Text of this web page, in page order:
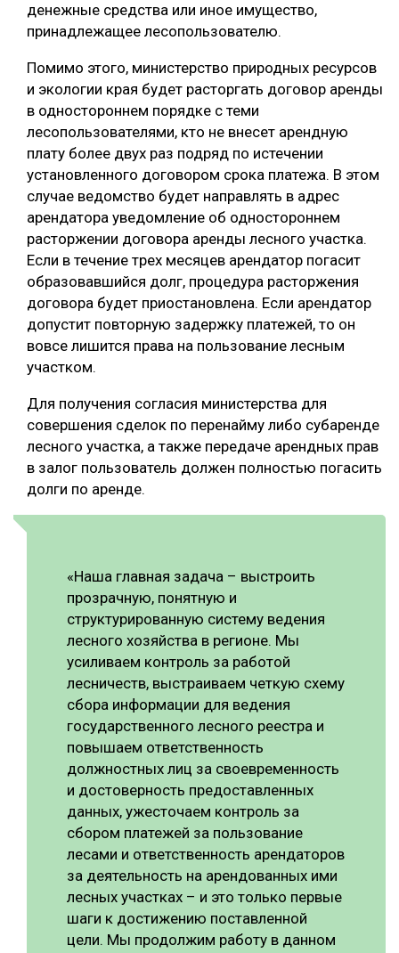
денежные средства или иное имущество,
принадлежащее лесопользователю.
Помимо этого, министерство природных ресурсов
и экологии края будет расторгать договор аренды
в одностороннем порядке с теми
лесопользователями, кто не внесет арендную
плату более двух раз подряд по истечении
установленного договором срока платежа. В этом
случае ведомство будет направлять в адрес
арендатора уведомление об одностороннем
расторжении договора аренды лесного участка.
Если в течение трех месяцев арендатор погасит
образовавшийся долг, процедура расторжения
договора будет приостановлена. Если арендатор
допустит повторную задержку платежей, то он
вовсе лишится права на пользование лесным
участком.
Для получения согласия министерства для
совершения сделок по перенайму либо субаренде
лесного участка, а также передаче арендных прав
в залог пользователь должен полностью погасить
долги по аренде.
«Наша главная задача – выстроить
прозрачную, понятную и
структурированную систему ведения
лесного хозяйства в регионе. Мы
усиливаем контроль за работой
лесничеств, выстраиваем четкую схему
сбора информации для ведения
государственного лесного реестра и
повышаем ответственность
должностных лиц за своевременность
и достоверность предоставленных
данных, ужесточаем контроль за
сбором платежей за пользование
лесами и ответственность арендаторов
за деятельность на арендованных ими
лесных участках – и это только первые
шаги к достижению поставленной
цели. Мы продолжим работу в данном